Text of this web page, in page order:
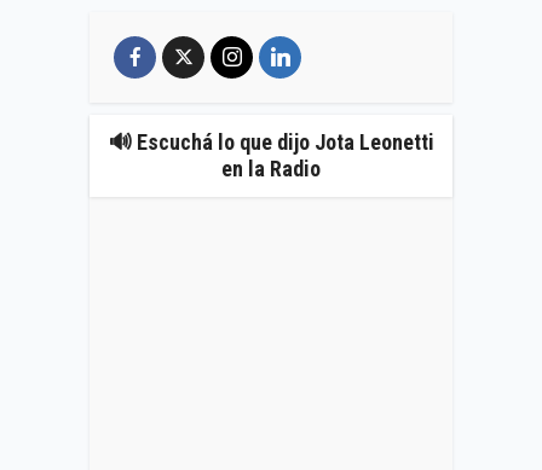
🔊 Escuchá lo que dijo Jota Leonetti
en la Radio